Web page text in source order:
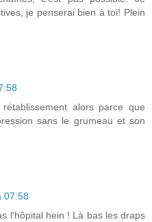
je penserai bien à toi! Plein
alors parce que
sans le grumeau et son
07:58
l'hôpital hein ! Là bas les draps